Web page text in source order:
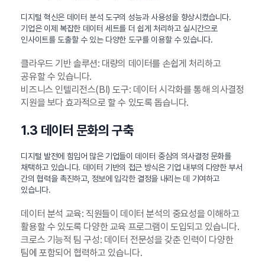
디지털 혁신은 데이터 분석 도구의 성능과 사용성을 향상시켰습니다.
기업은 이제 복잡한 데이터 세트를 더 쉽게 처리하고 실시간으로
인사이트를 도출할 수 있는 다양한 도구를 이용할 수 있습니다.
클라우드 기반 솔루션: 대량의 데이터를 손쉽게 처리하고
공유할 수 있습니다.
비즈니스 인텔리전스(BI) 도구: 데이터 시각화를 통해 의사결정
지원을 보다 효과적으로 할 수 있도록 돕습니다.
1.3 데이터 문화의 구축
디지털 발전에 힘입어 많은 기업들이 데이터 중심의 의사결정 문화를
채택하고 있습니다. 데이터 기반의 접근 방식은 기업 내부의 다양한 부서
간의 협력을 촉진하고, 정보에 입각한 결정을 내리는 데 기여하고
있습니다.
데이터 분석 교육: 직원들이 데이터 분석의 중요성을 이해하고
활용할 수 있도록 다양한 교육 프로그램이 도입되고 있습니다.
크로스 기능적 팀 구성: 데이터 전문성을 갖춘 인력이 다양한
팀에 포함되어 협력하고 있습니다.